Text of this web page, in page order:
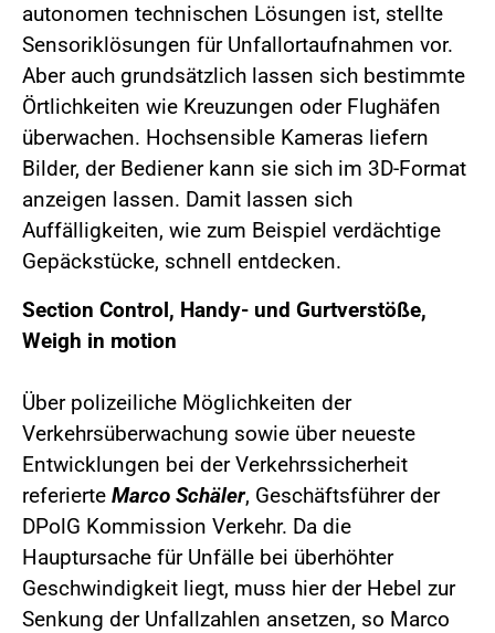
autonomen technischen Lösungen ist, stellte
Sensoriklösungen für Unfallortaufnahmen vor.
Aber auch grundsätzlich lassen sich bestimmte
Örtlichkeiten wie Kreuzungen oder Flughäfen
überwachen. Hochsensible Kameras liefern
Bilder, der Bediener kann sie sich im 3D-Format
anzeigen lassen. Damit lassen sich
Auffälligkeiten, wie zum Beispiel verdächtige
Gepäckstücke, schnell entdecken.
Section Control, Handy- und Gurtverstöße,
Weigh in motion
Über polizeiliche Möglichkeiten der
Verkehrsüberwachung sowie über neueste
Entwicklungen bei der Verkehrssicherheit
referierte Marco Schäler, Geschäftsführer der
DPolG Kommission Verkehr. Da die
Hauptursache für Unfälle bei überhöhter
Geschwindigkeit liegt, muss hier der Hebel zur
Senkung der Unfallzahlen ansetzen, so Marco